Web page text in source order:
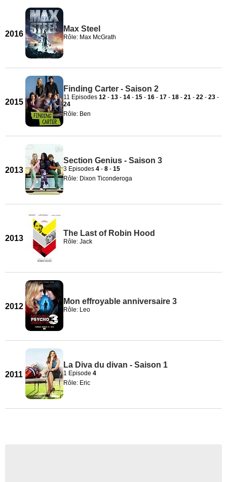
2016
Max Steel
Rôle: Max McGrath
2015
Finding Carter - Saison 2
11 Episodes 12 - 13 - 14 - 15 - 16 - 17 - 18 - 21 - 22 - 23 -
24
Rôle: Ben
2013
Section Genius - Saison 3
3 Episodes 4 - 8 - 15
Rôle: Dixon Ticonderoga
2013
The Last of Robin Hood
Rôle: Jack
2012
Mon effroyable anniversaire 3
Rôle: Leo
2011
La Diva du divan - Saison 1
1 Episode 4
Rôle: Eric